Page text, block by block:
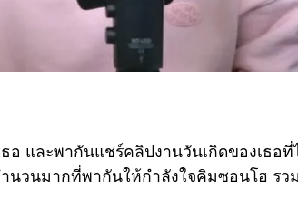
อ และพากันแชร์คลิปงานวันเกิดของเธอ
นวนมากที่พากันให้กำลังใจคิมซอนโฮ รว